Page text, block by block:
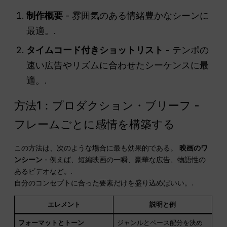
制作概要 - 雰囲気のある情緒豊かなシーンに
最適。.
タイムコード付きショットリスト - テンポの
速い広告やリズムに合わせたシーケンスに最
適。.
方法1：プロダクション・ブリーフ -
フレームごとに感情を構築する
この方法は、次のような場合に最も効果的である。 映画のワ
ンシーン - 例えば、短編映画の一瞬、豪華な広告、物語性の
あるビデオなど。.
自分のコンセプトに合った要素だけを盛り込めばいい。.
エレメント 説明と例
フォーマットとトーン ジャンルとペース配分を決め